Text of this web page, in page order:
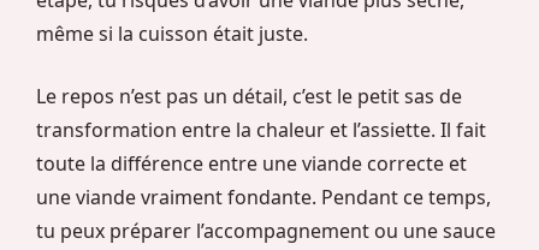
même si la cuisson était juste.
Le repos n’est pas un détail, c’est le petit sas de
transformation entre la chaleur et l’assiette. Il fait
toute la différence entre une viande correcte et
une viande vraiment fondante. Pendant ce temps,
tu peux préparer l’accompagnement ou une sauce